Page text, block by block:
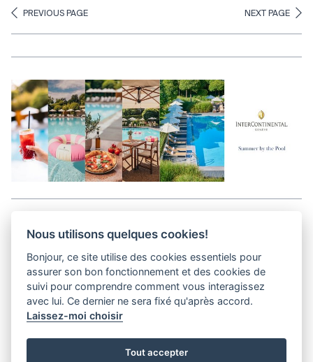
PREVIOUS PAGE NEXT PAGE
Media Kit
Privacy Policy
Nous utilisons quelques cookies!
Bonjour, ce site utilise des cookies essentiels pour
assurer son bon fonctionnement et des cookies de
suivi pour comprendre comment vous interagissez
avec lui. Ce dernier ne sera fixé qu'après accord.
Laissez-moi choisir
Tout accepter